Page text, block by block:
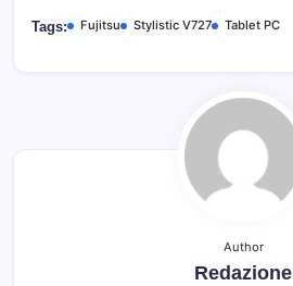
Tags: Fujitsu Stylistic V727 Tablet PC
Author
Redazione